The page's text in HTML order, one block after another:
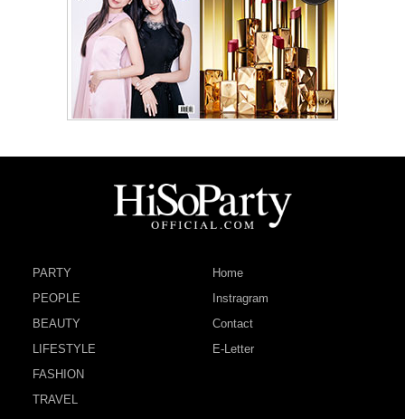
PARTY
PEOPLE
BEAUTY
LIFESTYLE
FASHION
TRAVEL
Home
Instragram
Contact
E-Letter